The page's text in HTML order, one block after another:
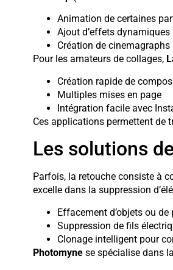
Animation de certaines
Ajout d’effets dynamiques
Création de cinemagraphs
Pour les amateurs de collages,
Création rapide de
Multiples mises en page
Intégration facile avec
Ces applications permettent de
Les solutions
Parfois, la retouche consiste à
excelle dans la suppression
Effacement d’objets ou
Suppression de fils
Clonage intelligent pour
Photomynese spécialise dans